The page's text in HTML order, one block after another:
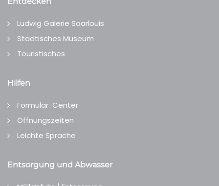
Ludwig Galerie Saarlouis
Städtisches Museum
Touristisches
Hilfen
Formular-Center
Öffnungszeiten
Leichte Sprache
Entsorgung und Abwasser